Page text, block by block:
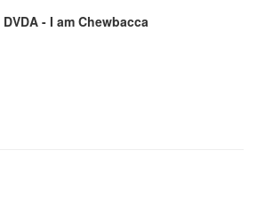
DVDA - I am Chewbacca